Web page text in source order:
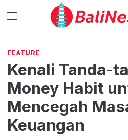
FEATURE
Kenali Tanda-
Money Habit
Mencegah
Keuangan